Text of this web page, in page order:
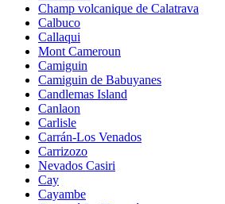
Champ volcanique de Calatrava
Calbuco
Callaqui
Mont Cameroun
Camiguin
Camiguin de Babuyanes
Candlemas Island
Canlaon
Carlisle
Carrán-Los Venados
Carrizozo
Nevados Casiri
Cay
Cayambe